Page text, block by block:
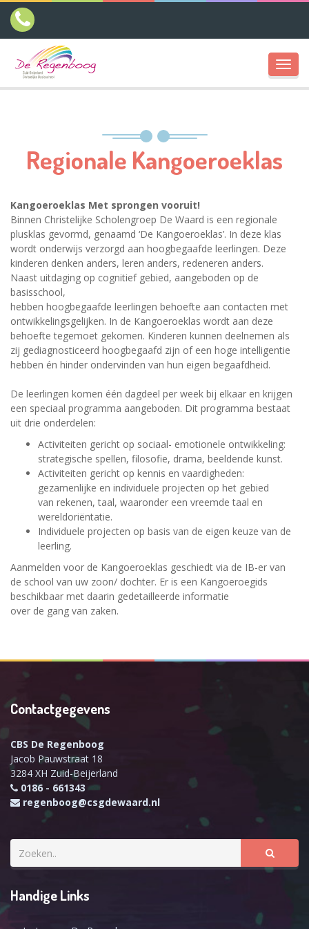
Regionale Kangoeroeklas
Kangoeroeklas Met sprongen vooruit!
Binnen Christelijke Scholengroep De Waard is een regionale
plusklas gevormd, genaamd ‘De Kangoeroeklas’. In deze klas
wordt onderwijs verzorgd aan hoogbegaafde leerlingen. Deze
kinderen denken anders, leren anders, redeneren anders.
Naast uitdaging op cognitief gebied, aangeboden op de
basisschool,
hebben hoogbegaafde leerlingen behoefte aan contacten met
ontwikkelingsgelijken. In de Kangoeroeklas wordt aan deze
behoefte tegemoet gekomen. Kinderen kunnen deelnemen als
zij gediagnosticeerd hoogbegaafd zijn of een hoge intelligentie
hebben én hinder ondervinden van hun eigen begaafdheid.
De leerlingen komen één dagdeel per week bij elkaar en krijgen
een speciaal programma aangeboden. Dit programma bestaat
uit drie onderdelen:
Activiteiten gericht op sociaal- emotionele ontwikkeling:
strategische spellen, filosofie, drama, beeldende kunst.
Activiteiten gericht op kennis en vaardigheden:
gezamenlijke en individuele projecten op het gebied
van rekenen, taal, waaronder een vreemde taal en
wereldoriëntatie.
Individuele projecten op basis van de eigen keuze van de
leerling.
Aanmelden voor de Kangoeroeklas geschiedt via de IB-er van
de school van uw zoon/ dochter. Er is een Kangoeroegids
beschikbaar met daarin gedetailleerde informatie
over de gang van zaken.
Contactgegevens
CBS De Regenboog
Jacob Pauwstraat 18
3284 XH Zuid-Beijerland
0186 - 661343
regenboog@csgdewaard.nl
Handige Links